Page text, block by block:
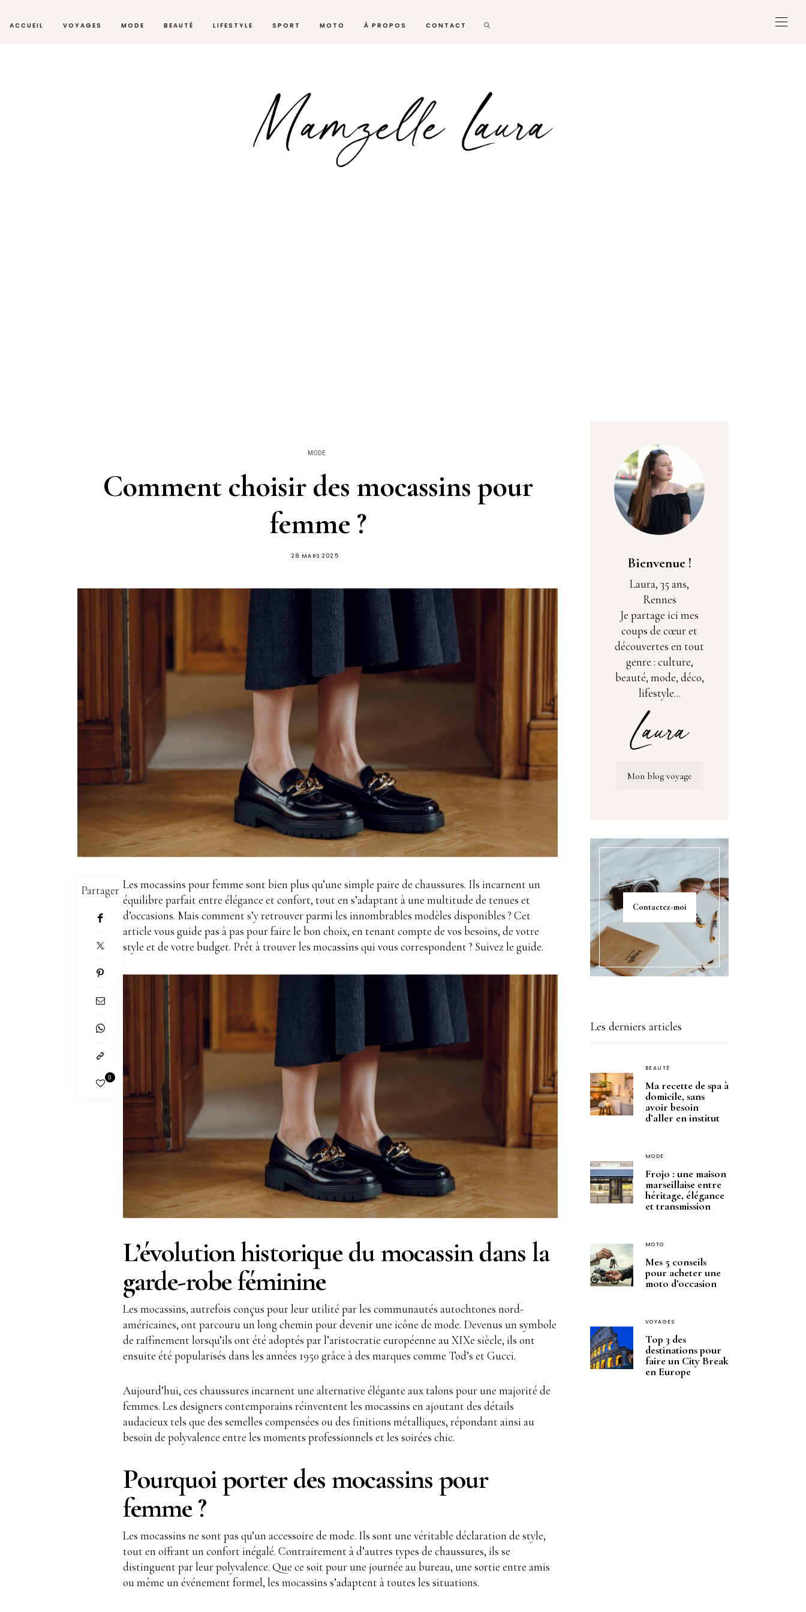
ACCUEIL VOYAGES MODE BEAUTÉ LIFESTYLE SPORT MOTO À PROPOS CONTACT
MODE
Comment choisir des mocassins pour
femme ?
28 MARS 2025
Partager
0
Les mocassins pour femme sont bien plus qu’une simple paire de chaussures. Ils incarnent un
équilibre parfait entre élégance et confort, tout en s’adaptant à une multitude de tenues et
d’occasions. Mais comment s’y retrouver parmi les innombrables modèles disponibles ? Cet
article vous guide pas à pas pour faire le bon choix, en tenant compte de vos besoins, de votre
style et de votre budget. Prêt à trouver les mocassins qui vous correspondent ? Suivez le guide.
L’évolution historique du mocassin dans la
garde-robe féminine
Les mocassins, autrefois conçus pour leur utilité par les communautés autochtones nord-
américaines, ont parcouru un long chemin pour devenir une icône de mode. Devenus un symbole
de raffinement lorsqu’ils ont été adoptés par l’aristocratie européenne au XIXe siècle, ils ont
ensuite été popularisés dans les années 1950 grâce à des marques comme Tod’s et Gucci.
Aujourd’hui, ces chaussures incarnent une alternative élégante aux talons pour une majorité de
femmes. Les designers contemporains réinventent les mocassins en ajoutant des détails
audacieux tels que des semelles compensées ou des finitions métalliques, répondant ainsi au
besoin de polyvalence entre les moments professionnels et les soirées chic.
Pourquoi porter des mocassins pour
femme ?
Les mocassins ne sont pas qu’un accessoire de mode. Ils sont une véritable déclaration de style,
tout en offrant un confort inégalé. Contrairement à d’autres types de chaussures, ils se
distinguent par leur polyvalence. Que ce soit pour une journée au bureau, une sortie entre amis
ou même un événement formel, les mocassins s’adaptent à toutes les situations.
Bienvenue !
Laura, 35 ans,
Rennes
Je partage ici mes
coups de cœur et
découvertes en tout
genre : culture,
beauté, mode, déco,
lifestyle...
Mon blog voyage
Contactez-moi
Les derniers articles
BEAUTÉ
Ma recette de spa à
domicile, sans
avoir besoin
d’aller en institut
MODE
Frojo : une maison
marseillaise entre
héritage, élégance
et transmission
MOTO
Mes 5 conseils
pour acheter une
moto d’occasion
VOYAGES
Top 3 des
destinations pour
faire un City Break
en Europe